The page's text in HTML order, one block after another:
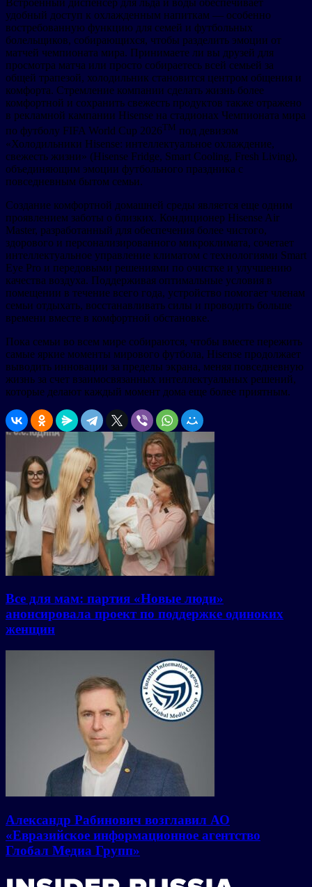
Встроенный диспенсер для льда и воды обеспечивает
удобный доступ к охлажденным напиткам — особенно
востребованную функцию для семей и футбольных
болельщиков, собирающихся, чтобы разделить эмоции от
матчей чемпионата мира. Принимаете ли вы друзей для
просмотра матча или просто собираетесь всей семьей за
общей трапезой, холодильник становится центром общения и
комфорта. Стремление компании сделать жизнь более
комфортной и сохранить свежесть продуктов также отражено
в рекламной кампании Hisense на стадионах Чемпионата мира
по футболу FIFA World Cup 2026TM под девизом
«Холодильники Hisense: интеллектуальное охлаждение,
свежесть жизни» (Hisense Fridge, Smart Cooling, Fresh Living),
объединяющим эмоции футбольного праздника с
повседневным бытом семьи.
Создание комфортной домашней среды является еще одним
проявлением заботы о близких. Кондиционер Hisense Air
Master, разработанный для обеспечения более чистого,
здорового и персонализированного микроклимата, сочетает
интеллектуальное управление климатом с технологиями Smart
Eye Pro и передовыми решениями по очистке и улучшению
качества воздуха. Поддерживая оптимальные условия в
помещении в течение всего года, устройство помогает членам
семьи отдыхать, восстанавливать силы и проводить больше
времени вместе в комфортной обстановке.
Пока семьи во всем мире собираются, чтобы вместе пережить
самые яркие моменты мирового футбола, Hisense продолжает
выводить инновации за пределы экрана, меняя повседневную
жизнь за счет взаимосвязанных интеллектуальных решений,
которые делают каждый момент дома еще более приятным.
Все для мам: партия «Новые люди»
анонсировала проект по поддержке одиноких
женщин
Александр Рабинович возглавил АО
«Евразийское информационное агентство
Глобал Медиа Групп»